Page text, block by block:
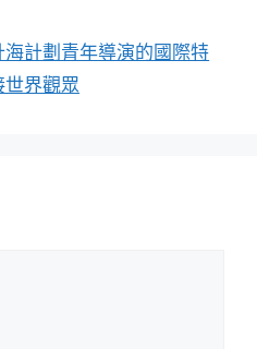
計劃青年導演的國際特
界觀眾